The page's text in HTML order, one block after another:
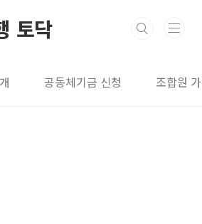
토닥
공동체기금 신청 조합원